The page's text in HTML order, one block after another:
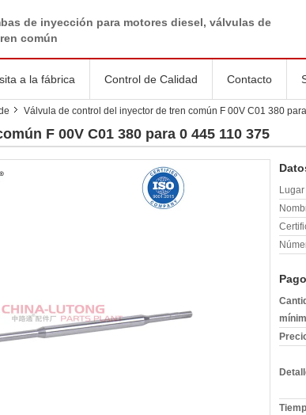
de inyección para motores diesel, válvulas de
común
a la fábrica Control de Calidad Contacto
Válvula de control del inyector de tren común F 00V C01 380
F 00V C01 380 para 0 445 110 375